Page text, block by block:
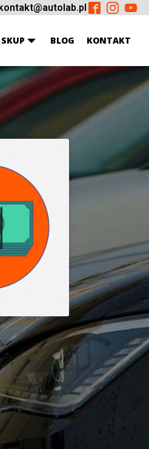
SKUP BLOG KONTAKT